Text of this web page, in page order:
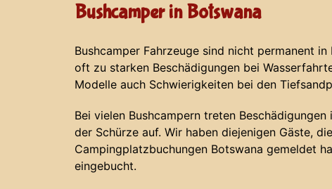
Bushcamper in Botswana
Bushcamper Fahrzeuge sind nicht permanent
oft zu starken Beschädigungen bei
Modelle auch Schwierigkeiten bei den
Bei vielen Bushcampern treten
der Schürze auf. Wir haben diejenigen Gäste,
Campingplatzbuchungen Botswana gemeldet
eingebucht.